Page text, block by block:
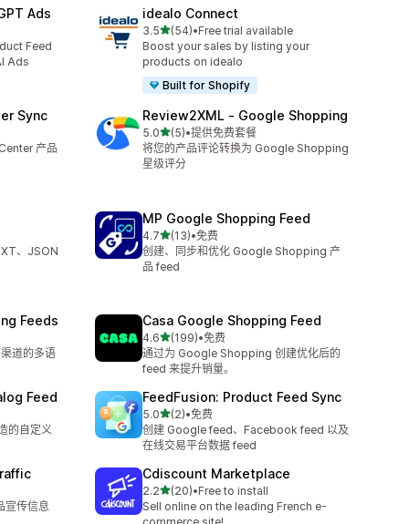
Ads
Feed
Ads
idealo Connect
3.5星（满分 5 星）
(54)
总共 54 条评论
•Free trial available
Boost your sales by listing your
products on idealo
Built for Shopify
Sync
产品
Review2XML ‑ Google Shopping
5.0星（满分 5 星）
(5)
总共 5 条评论
•提供免费套餐
将您的产品评论转换为 Google Shopping
星级评分
、JSON
MP Google Shopping Feed
4.7星（满分 5 星）
(13)
总共 13 条评论
•免费
创建、同步和优化 Google Shopping 产
品 feed
Feeds
道的多语
Casa Google Shopping Feed
4.6星（满分 5 星）
(199)
总共 199 条评论
•免费
通过为 Google Shopping 创建优化后的
feed 来提升销量。
Feed
的自定义
FeedFusion: Product Feed Sync
5.0星（满分 5 星）
(2)
总共 2 条评论
•免费
创建 Google feed、Facebook feed 以及
在线交易平台数据 feed
宣传信息
Cdiscount Marketplace
2.2星（满分 5 星）
(20)
总共 20 条评论
•Free to install
Sell online on the leading French e-